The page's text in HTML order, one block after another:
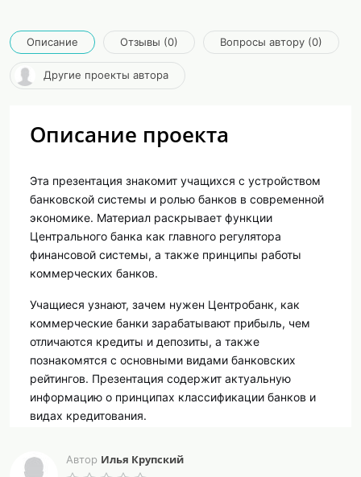
Описание Отзывы (0) Вопросы автору (0)
Другие проекты автора
Описание проекта
Эта презентация знакомит учащихся с устройством
банковской системы и ролью банков в современной
экономике. Материал раскрывает функции
Центрального банка как главного регулятора
финансовой системы, а также принципы работы
коммерческих банков.
Учащиеся узнают, зачем нужен Центробанк, как
коммерческие банки зарабатывают прибыль, чем
отличаются кредиты и депозиты, а также
познакомятся с основными видами банковских
рейтингов. Презентация содержит актуальную
информацию о принципах классификации банков и
видах кредитования.
Автор Илья Крупский